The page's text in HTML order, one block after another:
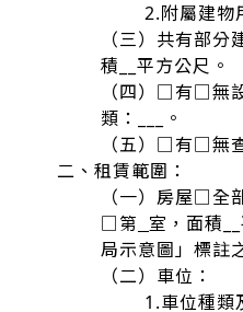
2.附屬建物
（三）共有部
積__平方公尺。
（四）□有□無
類：___。
（五）□有□無
二、租賃範圍：
（一）房屋□
□第 室，面積
局示意圖」標註
（二）車位：
1.車位種類